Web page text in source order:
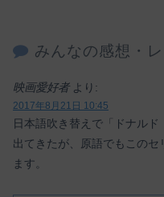
みんなの感想・
映画愛好者 より:
2017年8月21日 10:45
日本語吹き替えで「ドナル
出てきたが、原語でもこのセ
ます。